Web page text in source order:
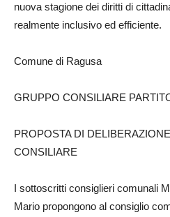
nuova stagione dei diritti di
realmente inclusivo ed efficiente.
Comune di Ragusa
GRUPPO CONSILIARE
PROPOSTA DI
CONSILIARE
I sottoscritti consiglieri comunali
Mario propongono al consiglio